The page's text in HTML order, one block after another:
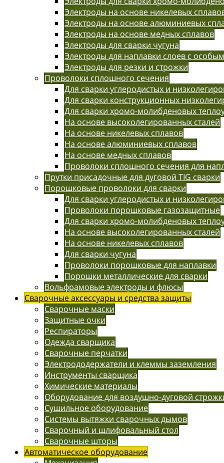
Электроды на основе никелевых
Электроды на основе алюминиевых
Электроды на основе медных сплавов
Электроды для сварки чугуна
Электроды для наплавки слоев с
Электроды для резки и строжки
Проволоки сплошного сечения
Для сварки углеродистых и
Для сварки конструкционных
Для сварки хромо-молибденовых
На основе высоколегированных сталей
На основе никелевых сплавов
На основе алюминиевых сплавов
На основе медных сплавов
Проволоки сплошного сечения для
Прутки присадочные для дуговой TIG сварки
Порошковые проволоки для сварки
Для сварки углеродистых и
Проволоки порошковые газозащитные
Для сварки хромо-молибденовых
На основе высоколегированных сталей
На основе никелевых сплавов
Для сварки чугуна
Проволоки порошковые для наплавки
Порошки металлические для сварки
Вольфрамовые электроды и флюсы
Сварочные аксессуары и средства защиты
Сварочные маски
Защитные очки
Респираторы
Одежда сварщика
Сварочные перчатки
Электрододержатели и клеммы заземления
Инструменты сварщика
Химические материалы
Оборудование для воздушно-дуговой
Сушильное оборудование
Системы вытяжки сварочных дымов
Сварочный и шлифовальный стол
Сварочные шторы
Автоматическое оборудование